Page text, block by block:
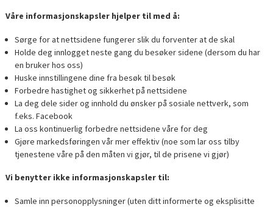
Våre informasjonskapsler hjelper til med å:
Sørge for at nettsidene fungerer slik du forventer at de skal
Holde deg innlogget neste gang du besøker sidene (dersom du har
en bruker hos oss)
Huske innstillingene dine fra besøk til besøk
Forbedre hastighet og sikkerhet på nettsidene
La deg dele sider og innhold du ønsker på sosiale nettverk, som
f.eks. Facebook
La oss kontinuerlig forbedre nettsidene våre for deg
Gjøre markedsføringen vår mer effektiv (noe som lar oss tilby
tjenestene våre på den måten vi gjør, til de prisene vi gjør)
Vi benytter ikke informasjonskapsler til:
Samle inn personopplysninger (uten ditt informerte og eksplisitte